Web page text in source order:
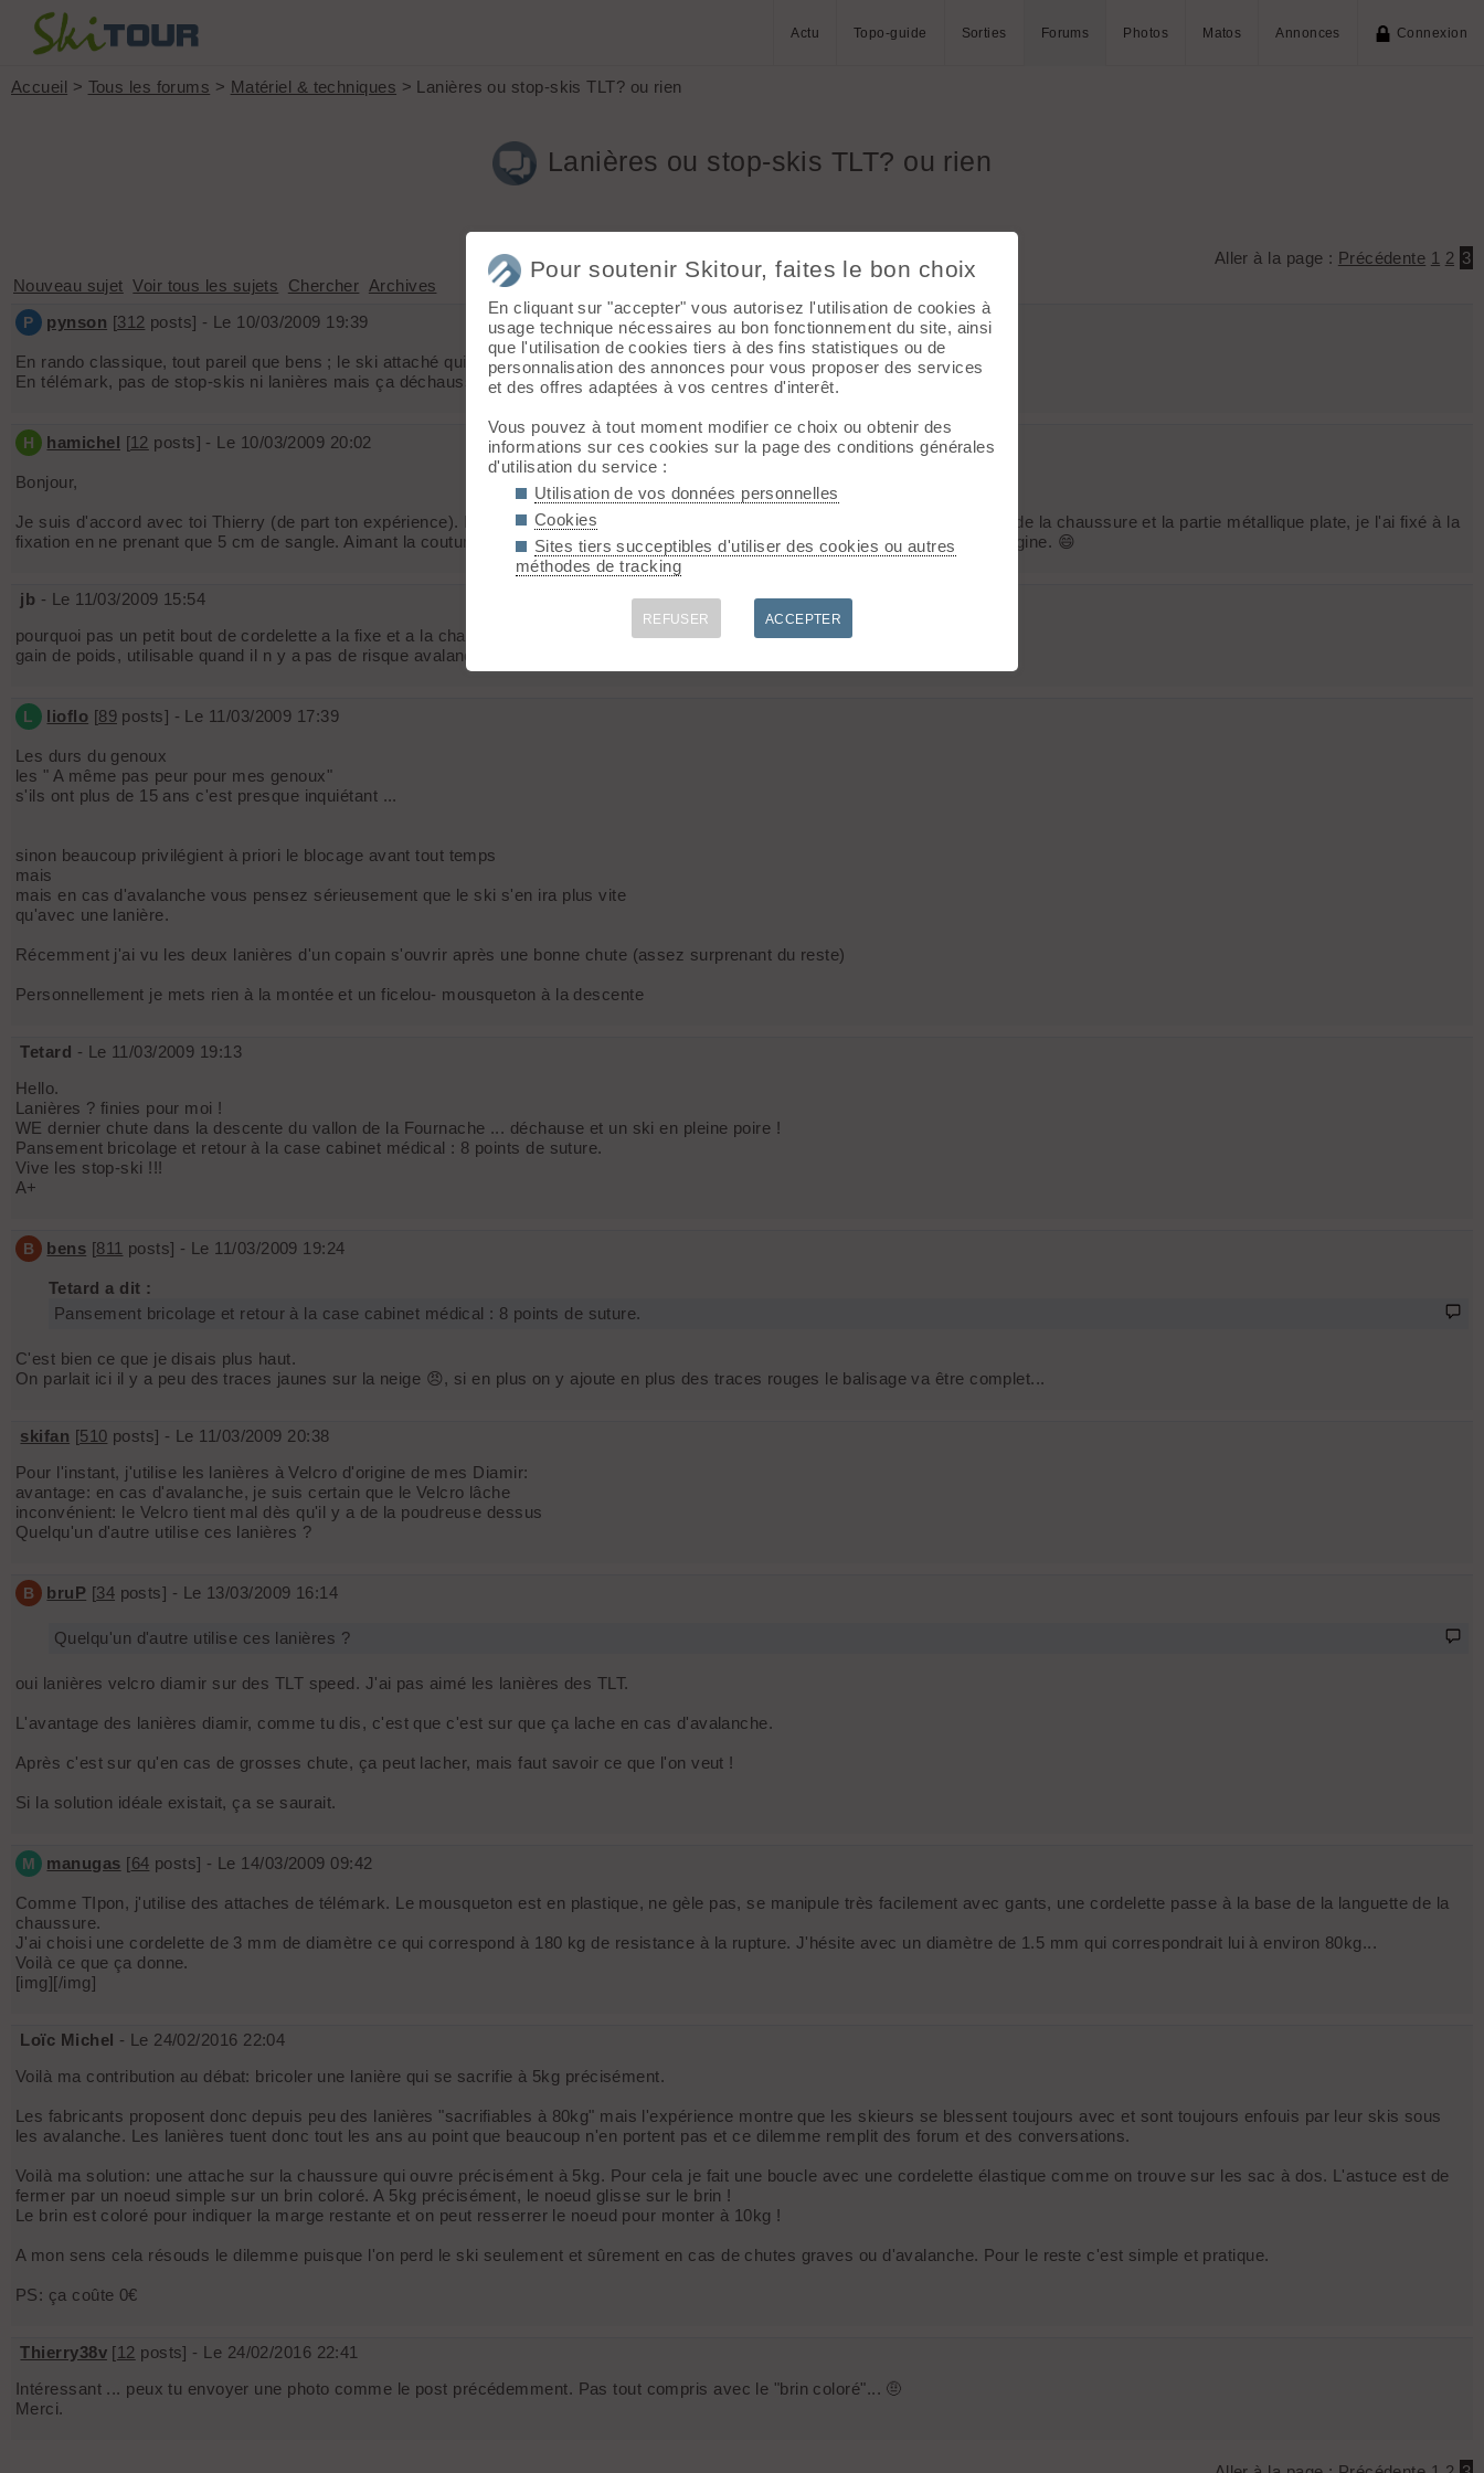
Actu Topo-guide Sorties Forums Photos Matos Annonces Connexion
Accueil > Tous les forums > Matériel & techniques > Lanières ou stop-skis TLT? ou rien
Lanières ou stop-skis TLT? ou rien
Aller à la page : Précédente 1 2 3
Nouveau sujet Voir tous les sujets Chercher Archives
P pynson [312 posts] - Le 10/03/2009 19:39
En rando classique, tout pareil que bens ; le ski attaché qui revient vous découper ça fait mal ! 🤢
En télémark, pas de stop-skis ni lanières mais ça déchausse pas de toute façon... 😉
H hamichel [12 posts] - Le 10/03/2009 20:02
Bonjour,
Je suis d'accord avec toi Thierry (de part ton expérience). Moi, pour simplifié j'ai gardé la sangle avec l'anneau fixée à la languette de la chaussure et la partie métallique plate, je l'ai fixé à la
fixation en ne prenant que 5 cm de sangle. Aimant la couture façon "mec" j'ai ainsi supprimé le plus gros du poids de la sangle d'origine. 😄
jb - Le 11/03/2009 15:54
pourquoi pas un petit bout de cordelette a la fixe et a la chaussure, le tous relié par un tous petit mousqueton?
gain de poids, utilisable quand il n y a pas de risque avalanche et facile a retirer en cas de crainte...
L lioflo [89posts] - Le 11/03/2009 17:39
Les durs du genoux
les " A même pas peur pour mes genoux"
s'ils ont plus de 15 ans c'est presque inquiétant ...
sinon beaucoup privilégient à priori le blocage avant tout temps
mais
mais en cas d'avalanche vous pensez sérieusement que le ski s'en ira plus vite
qu'avec une lanière.
Récemment j'ai vu les deux lanières d'un copain s'ouvrir après une bonne chute (assez surprenant du reste)
Personnellement je mets rien à la montée et un ficelou- mousqueton à la descente
Tetard - Le 11/03/2009 19:13
Hello.
Lanières ? finies pour moi !
WE dernier chute dans la descente du vallon de la Fournache ... déchause et un ski en pleine poire !
Pansement bricolage et retour à la case cabinet médical : 8 points de suture.
Vive les stop-ski !!!
A+
B bens [811 posts] - Le 11/03/2009 19:24
Tetard a dit :
Pansement bricolage et retour à la case cabinet médical : 8 points de suture.
C'est bien ce que je disais plus haut.
On parlait ici il y a peu des traces jaunes sur la neige 😠, si en plus on y ajoute en plus des traces rouges le balisage va être complet...
skifan [510 posts] - Le 11/03/2009 20:38
Pour l'instant, j'utilise les lanières à Velcro d'origine de mes Diamir:
avantage: en cas d'avalanche, je suis certain que le Velcro lâche
inconvénient: le Velcro tient mal dès qu'il y a de la poudreuse dessus
Quelqu'un d'autre utilise ces lanières ?
B bruP [34 posts] - Le 13/03/2009 16:14
Quelqu'un d'autre utilise ces lanières ?
oui lanières velcro diamir sur des TLT speed. J'ai pas aimé les lanières des TLT.
L'avantage des lanières diamir, comme tu dis, c'est que c'est sur que ça lache en cas d'avalanche.
Après c'est sur qu'en cas de grosses chute, ça peut lacher, mais faut savoir ce que l'on veut !
Si la solution idéale existait, ça se saurait.
M manugas [64 posts] - Le 14/03/2009 09:42
Comme TIpon, j'utilise des attaches de télémark. Le mousqueton est en plastique, ne gèle pas, se manipule très facilement avec gants, une cordelette passe à la base de la languette de la
chaussure.
J'ai choisi une cordelette de 3 mm de diamètre ce qui correspond à 180 kg de resistance à la rupture. J'hésite avec un diamètre de 1.5 mm qui correspondrait lui à environ 80kg...
Voilà ce que ça donne.
[img][/img]
Loïc Michel - Le 24/02/2016 22:04
Voilà ma contribution au débat: bricoler une lanière qui se sacrifie à 5kg précisément.
Les fabricants proposent donc depuis peu des lanières "sacrifiables à 80kg" mais l'expérience montre que les skieurs se blessent toujours avec et sont toujours enfouis par leur skis sous
les avalanche. Les lanières tuent donc tout les ans au point que beaucoup n'en portent pas et ce dilemme remplit des forum et des conversations.
Voilà ma solution: une attache sur la chaussure qui ouvre précisément à 5kg. Pour cela je fait une boucle avec une cordelette élastique comme on trouve sur les sac à dos. L'astuce est de
fermer par un noeud simple sur un brin coloré. A 5kg précisément, le noeud glisse sur le brin !
Le brin est coloré pour indiquer la marge restante et on peut resserrer le noeud pour monter à 10kg !
A mon sens cela résouds le dilemme puisque l'on perd le ski seulement et sûrement en cas de chutes graves ou d'avalanche. Pour le reste c'est simple et pratique.
PS: ça coûte 0€
Thierry38v[12 posts] - Le 24/02/2016 22:41
Intéressant ... peux tu envoyer une photo comme le post précédemment. Pas tout compris avec le "brin coloré"... 🤨
Merci.
Pour soutenir Skitour, faites le bon choix
En cliquant sur "accepter" vous autorisez l'utilisation de cookies à
usage technique nécessaires au bon fonctionnement du site, ainsi
que l'utilisation de cookies tiers à des fins statistiques ou de
personnalisation des annonces pour vous proposer des services
et des offres adaptées à vos centres d'interêt.
Vous pouvez à tout moment modifier ce choix ou obtenir des
informations sur ces cookies sur la page des conditions générales
d'utilisation du service :
Utilisation de vos données personnelles
Cookies
Sites tiers succeptibles d'utiliser des cookies ou autres
méthodes de tracking
REFUSER ACCEPTER